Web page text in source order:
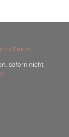
zu Berlin.
sofern nicht